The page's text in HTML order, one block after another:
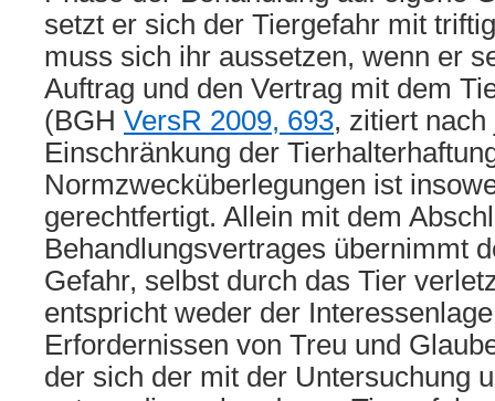
setzt er sich der Tiergefahr mit
muss sich ihr aussetzen, wenn er
Auftrag und den Vertrag mit dem
(BGH VersR 2009, 693, zitiert
Einschränkung der
Normzwecküberlegungen ist
gerechtfertigt. Allein mit dem
Behandlungsvertrages übernimmt
Gefahr, selbst durch das Tier
entspricht weder der
Erfordernissen von Treu und
der sich der mit der Untersuchung